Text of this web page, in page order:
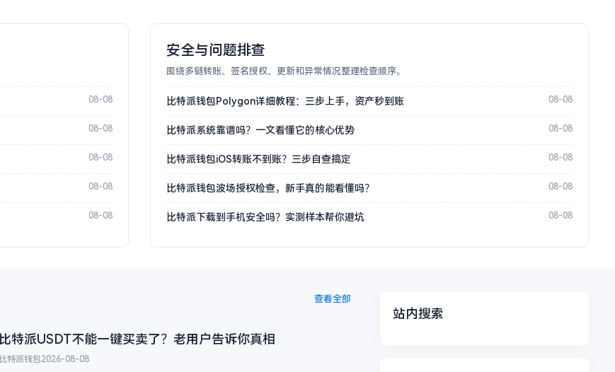
08-08
08-08
08-08
08-08
08-08
安全与问题排查
围绕多链转账、签名授权、更新和异常情况整理检查顺序。
比特派钱包Polygon详细教程：三步上手，资产秒到账 08-08
比特派系统靠谱吗？一文看懂它的核心优势 08-08
比特派钱包iOS转账不到账？三步自查搞定 08-08
比特派钱包波场授权检查，新手真的能看懂吗？ 08-08
比特派下载到手机安全吗？实测样本帮你避坑 08-08
查看全部
比特派USDT不能一键买卖了？老用户告诉你真相
比特派钱包2026-08-08
站内搜索